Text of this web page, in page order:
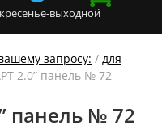
выходной
запросу: / для
2.0” панель № 72
панель № 72